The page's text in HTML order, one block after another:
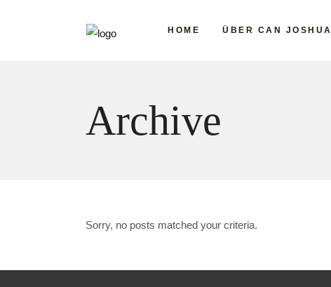
HOME ÜBER CAN JOSHUA
Archive
Sorry, no posts matched your criteria.